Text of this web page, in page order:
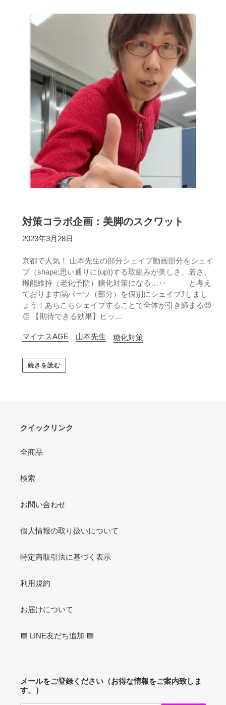
対策コラボ企画：美脚のスクワット
2023年3月28日
京都で人気！ 山本先生の部分シェイプ動画部分をシェイ
プ（shape:思い通りに(up))する取組みが美しさ、若さ、
機能維持（老化予防）糖化対策になる…‥ と考え
ております🤗パーツ（部分）を個別にシェイプ⤴︎しまし
ょう！あちこちシェイプすることで全体が引き締まる😍
👏 【期待できる効果】ピッ...
マイナスAGE 山本先生 糖化対策
続きを読む
クイックリンク
全商品
検索
お問い合わせ
個人情報の取り扱いについて
特定商取引法に基づく表示
利用規約
お届けについて
🟩 LINE友だち追加 🟩
メールをご登録ください（お得な情報をご案内致しま
す。）